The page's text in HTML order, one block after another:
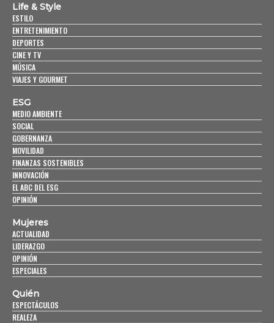
Life & Style
ESTILO
ENTRETENIMIENTO
DEPORTES
CINE Y TV
MÚSICA
VIAJES Y GOURMET
ESG
MEDIO AMBIENTE
SOCIAL
GOBERNANZA
MOVILIDAD
FINANZAS SOSTENIBLES
INNOVACIÓN
EL ABC DEL ESG
OPINIÓN
Mujeres
ACTUALIDAD
LIDERAZGO
OPINIÓN
ESPECIALES
Quién
ESPECTÁCULOS
REALEZA